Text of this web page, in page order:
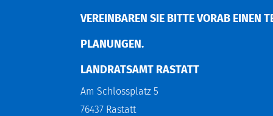
EREINBAREN SIE BITTE VORAB EINEN
LANUNGEN.
LANDRATSAMT RASTATT
Am Schlossplatz 5
76437 Rastatt